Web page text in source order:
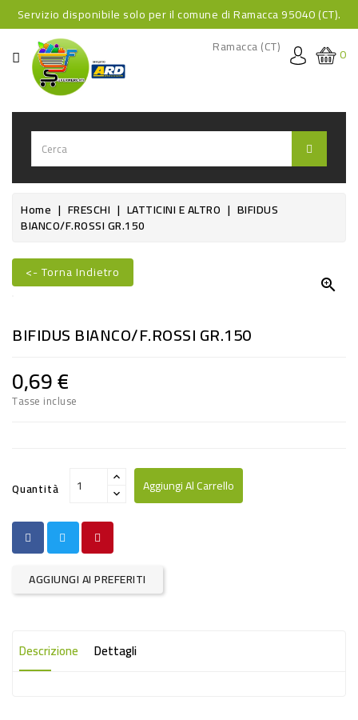
Servizio disponibile solo per il comune di Ramacca 95040 (CT).
CATEGORIA
HOME
BEVANDE
BEVANDE
ANALCOLICHE
ALCOLICHE
BEVANDE
CALDE
FOOD
PER
FORNO
RICORRENZE
PASQUALI
ALIMENTI
INFANZIA
0
Ramacca (CT)
Home FRESCHI LATTICINI E ALTRO BIFIDUS
BIANCO/F.ROSSI GR.150
<- Torna Indietro

BIFIDUS BIANCO/F.ROSSI GR.150
0,69 €
Tasse incluse
Quantità Aggiungi Al Carrello
AGGIUNGI AI PREFERITI
Descrizione Dettagli